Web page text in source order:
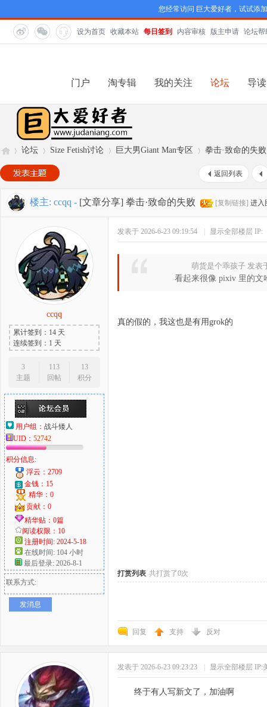
您经常访问 巨大爱好者，试试添
设为首页 收藏本站 每日签到 内容审核 版主申请 论坛帮
门户 淘专辑 我的关注 论坛 导读
巨
爱
好
»
论坛
›
Size Fetish讨论
›
巨大男Giant Man专区
›
拳击·致命的失败
返回列表
楼主: ccqq - [文章分享] 拳击·致命的失败 [复制链接] 进入
ccqq
累计签到：14 天
连续签到：1 天
3
主题
113
回帖
13
积分
用户组： 战斗矮人
UID： 52742
积分信息:
浮云：2709
金钱：15
精华：0
贡献：0
精华贴：0篇
阅读权限：10
注册时间: 2024-5-18
在线时间: 104 小时
最后登录: 2026-8-1
联系方式:
发消息
发表于 2026-6-23 09:19:54 显示全部楼层 IP:
萌货是个乖孩子 发表
看起来很像 pixiv 里的文
真的假的，我这也是有用grok的
打赏列表 共打赏了0次
回复 支持 反对
发表于 2026-6-23 09:23:23 显示全部楼层 IP:
终于有人写新文了，加油啊